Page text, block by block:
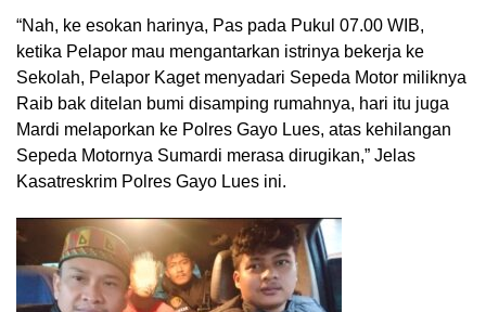
“Nah, ke esokan harinya, Pas pada Pukul 07.00 WIB,
ketika Pelapor mau mengantarkan istrinya bekerja ke
Sekolah, Pelapor Kaget menyadari Sepeda Motor miliknya
Raib bak ditelan bumi disamping rumahnya, hari itu juga
Mardi melaporkan ke Polres Gayo Lues, atas kehilangan
Sepeda Motornya Sumardi merasa dirugikan,” Jelas
Kasatreskrim Polres Gayo Lues ini.